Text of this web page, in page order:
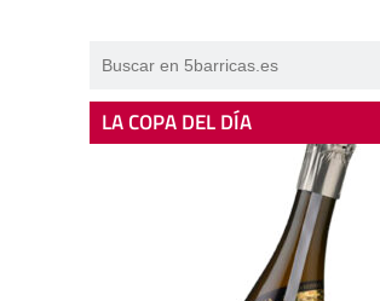
LA COPA DEL DÍA